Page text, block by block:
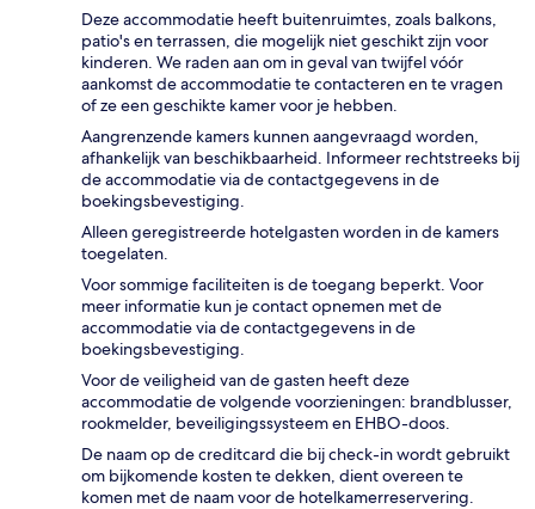
Deze accommodatie heeft buitenruimtes, zoals balkons,
patio's en terrassen, die mogelijk niet geschikt zijn voor
kinderen. We raden aan om in geval van twijfel vóór
aankomst de accommodatie te contacteren en te vragen
of ze een geschikte kamer voor je hebben.
Aangrenzende kamers kunnen aangevraagd worden,
afhankelijk van beschikbaarheid. Informeer rechtstreeks bij
de accommodatie via de contactgegevens in de
boekingsbevestiging.
Alleen geregistreerde hotelgasten worden in de kamers
toegelaten.
Voor sommige faciliteiten is de toegang beperkt. Voor
meer informatie kun je contact opnemen met de
accommodatie via de contactgegevens in de
boekingsbevestiging.
Voor de veiligheid van de gasten heeft deze
accommodatie de volgende voorzieningen: brandblusser,
rookmelder, beveiligingssysteem en EHBO-doos.
De naam op de creditcard die bij check-in wordt gebruikt
om bijkomende kosten te dekken, dient overeen te
komen met de naam voor de hotelkamerreservering.